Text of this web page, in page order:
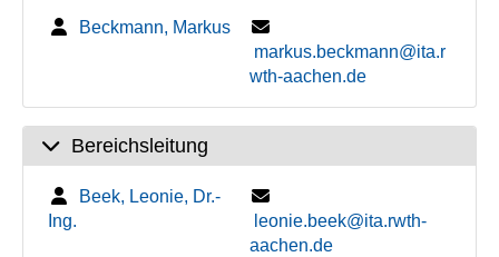
Beckmann, Markus
markus.beckmann@ita.r
wth-aachen.de
Bereichsleitung
Beek, Leonie, Dr.-
Ing.
leonie.beek@ita.rwth-
aachen.de